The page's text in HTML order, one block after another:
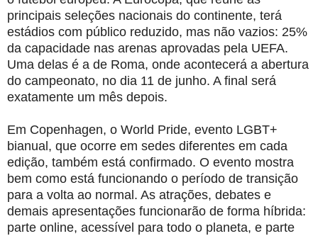
principais seleções nacionais do continente, terá
estádios com público reduzido, mas não vazios: 25%
da capacidade nas arenas aprovadas pela UEFA.
Uma delas é a de Roma, onde acontecerá a abertura
do campeonato, no dia 11 de junho. A final será
exatamente um mês depois.
Em Copenhagen, o World Pride, evento LGBT+
bianual, que ocorre em sedes diferentes em cada
edição, também está confirmado. O evento mostra
bem como está funcionando o período de transição
para a volta ao normal. As atrações, debates e
demais apresentações funcionarão de forma híbrida:
parte online, acessível para todo o planeta, e parte